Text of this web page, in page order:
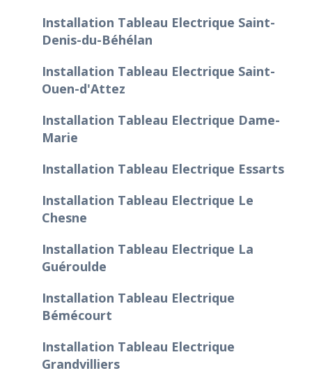
Installation Tableau Electrique Saint-
Denis-du-Béhélan
Installation Tableau Electrique Saint-
Ouen-d'Attez
Installation Tableau Electrique Dame-
Marie
Installation Tableau Electrique Essarts
Installation Tableau Electrique Le
Chesne
Installation Tableau Electrique La
Guéroulde
Installation Tableau Electrique
Bémécourt
Installation Tableau Electrique
Grandvilliers